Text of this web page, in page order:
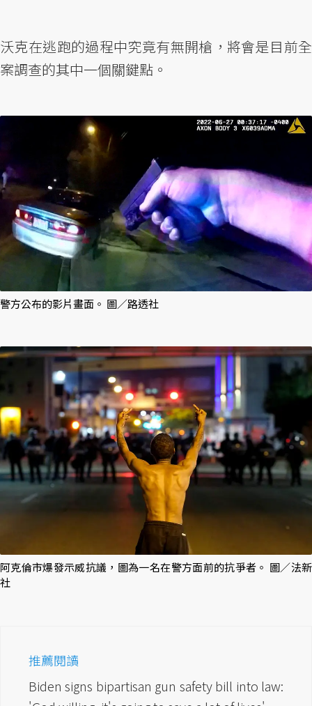
沃克在逃跑的過程中究竟有無開槍，將會是目前全
案調查的其中一個關鍵點。
警方公布的影片畫面。 圖／路透社
阿克倫市爆發示威抗議，圖為一名在警方面前的抗爭者。 圖／法新
社
推薦閱讀
Biden signs bipartisan gun safety bill into law: